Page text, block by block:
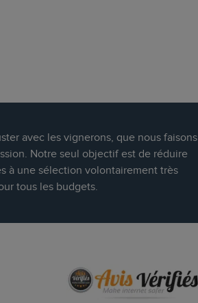
avec les vignerons, que nous faisons
Notre seul objectif est de réduire
à une sélection volontairement très
tous les budgets.